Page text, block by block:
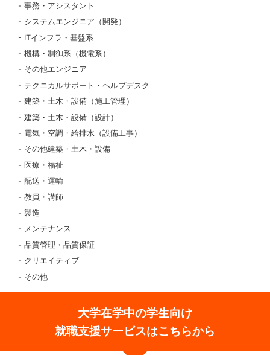
事務・アシスタント
システムエンジニア（開発）
ITインフラ・基盤系
機構・制御系（機電系）
その他エンジニア
テクニカルサポート・ヘルプデスク
建築・土木・設備（施工管理）
建築・土木・設備（設計）
電気・空調・給排水（設備工事）
その他建築・土木・設備
医療・福祉
配送・運輸
教員・講師
製造
メンテナンス
品質管理・品質保証
クリエイティブ
その他
大学在学中の学生向け
就職支援サービスはこちらから